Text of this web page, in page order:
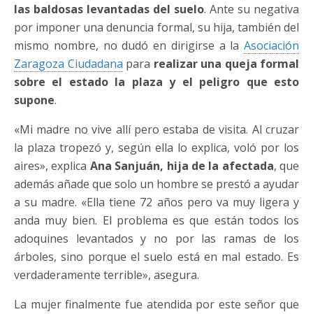
las baldosas levantadas del suelo. Ante su negativa
por imponer una denuncia formal, su hija, también del
mismo nombre, no dudó en dirigirse a la Asociación
Zaragoza Ciudadana para realizar una queja formal
sobre el estado la plaza y el peligro que esto
supone.
«Mi madre no vive allí pero estaba de visita. Al cruzar
la plaza tropezó y, según ella lo explica, voló por los
aires», explica Ana Sanjuán, hija de la afectada, que
además añade que solo un hombre se prestó a ayudar
a su madre. «Ella tiene 72 años pero va muy ligera y
anda muy bien. El problema es que están todos los
adoquines levantados y no por las ramas de los
árboles, sino porque el suelo está en mal estado. Es
verdaderamente terrible», asegura.
La mujer finalmente fue atendida por este señor que